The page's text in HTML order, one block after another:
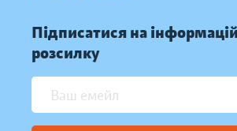
Підписатися на
розсилку